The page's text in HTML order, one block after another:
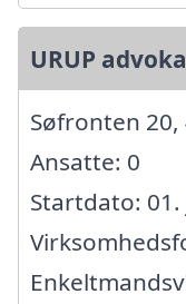
URUP
Søfronten
Ansatte: 0
Startdato: